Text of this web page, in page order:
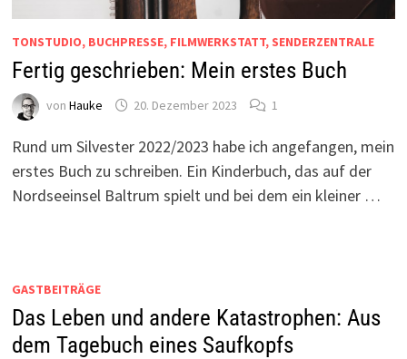
TONSTUDIO, BUCHPRESSE, FILMWERKSTATT, SENDERZENTRALE
Fertig geschrieben: Mein erstes Buch
von Hauke 20. Dezember 2023 1
Rund um Silvester 2022/2023 habe ich angefangen, mein
erstes Buch zu schreiben. Ein Kinderbuch, das auf der
Nordseeinsel Baltrum spielt und bei dem ein kleiner …
GASTBEITRÄGE
Das Leben und andere Katastrophen: Aus
dem Tagebuch eines Saufkopfs